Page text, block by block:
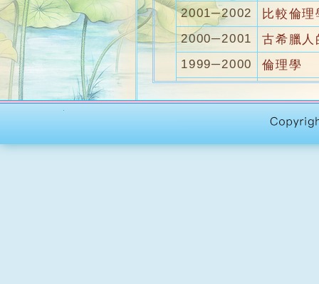
2001─2002
比較倫
2000─2001
古希臘人
1999─2000
倫理學